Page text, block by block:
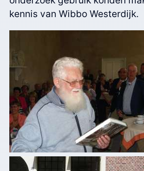
kennis van Wibbo Westerdijk.